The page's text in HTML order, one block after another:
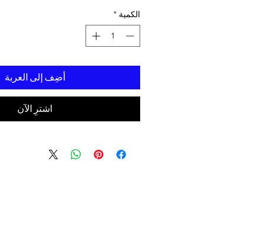
الكمية *
أضِف إلى العربة
اشترِ الآن